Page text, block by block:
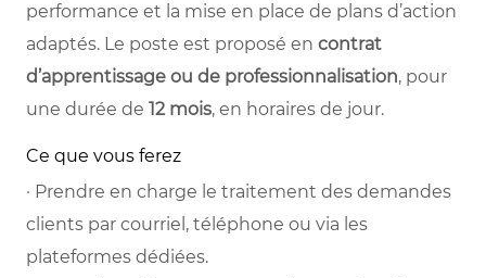
performance et la mise en place de plans d’action
adaptés. Le poste est proposé en contrat
d’apprentissage ou de professionnalisation, pour
une durée de 12 mois, en horaires de jour.
Ce que vous ferez
· Prendre en charge le traitement des demandes
clients par courriel, téléphone ou via les
plateformes dédiées.